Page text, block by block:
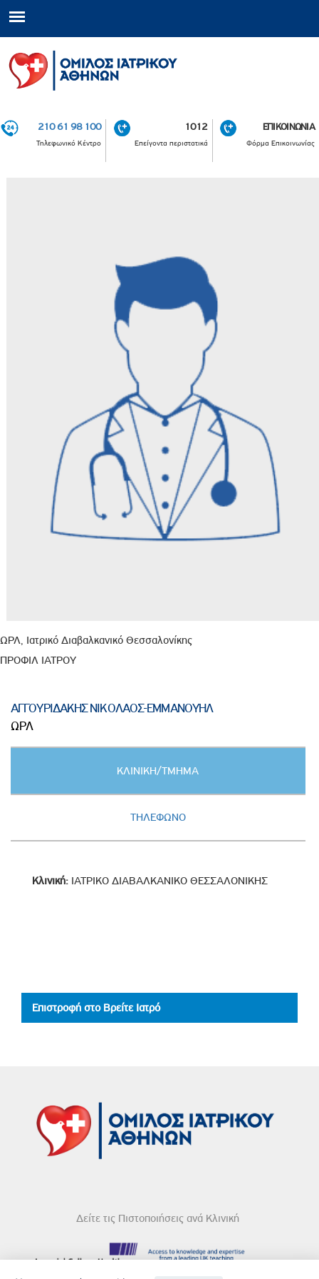
210 61 98 100
Τηλεφωνικό Κέντρο
1012
Επείγοντα περιστατικά
ΕΠΙΚΟΙΝΩΝΙΑ
Φόρμα Επικοινωνίας
ΩΡΛ, Ιατρικό Διαβαλκανικό Θεσσαλονίκης
ΠΡΟΦΙΛ ΙΑΤΡΟΥ
ΑΓΓΟΥΡΙΔΑΚΗΣ ΝΙΚΟΛΑΟΣ-ΕΜΜΑΝΟΥΗΛ
ΩΡΛ
ΚΛΙΝΙΚΗ/ΤΜΗΜΑ
ΤΗΛΕΦΩΝΟ
Κλινική: ΙΑΤΡΙΚΟ ΔΙΑΒΑΛΚΑΝΙΚΟ ΘΕΣΣΑΛΟΝΙΚΗΣ
Επιστροφή στο Βρείτε Ιατρό
Δείτε τις Πιστοποιήσεις ανά Κλινική